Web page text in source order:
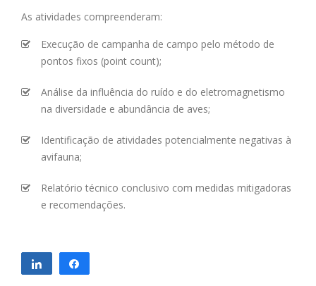
As atividades compreenderam:
Execução de campanha de campo pelo método de
pontos fixos (point count);
Análise da influência do ruído e do eletromagnetismo
na diversidade e abundância de aves;
Identificação de atividades potencialmente negativas à
avifauna;
Relatório técnico conclusivo com medidas mitigadoras
e recomendações.
Compartilhar